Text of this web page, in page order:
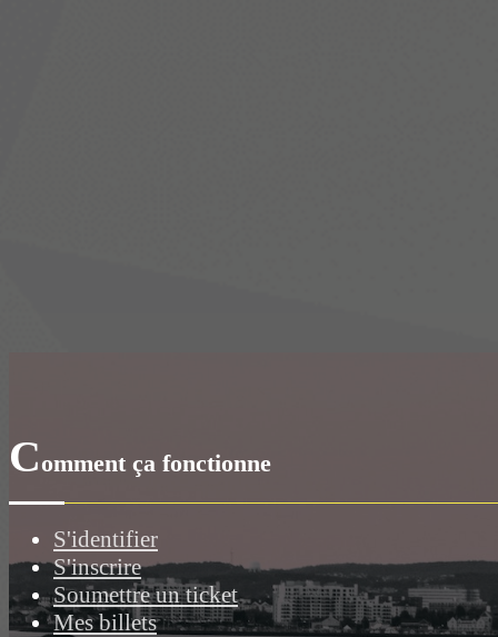
Comment ça fonctionne
S'identifier
S'inscrire
Soumettre un ticket
Mes billets